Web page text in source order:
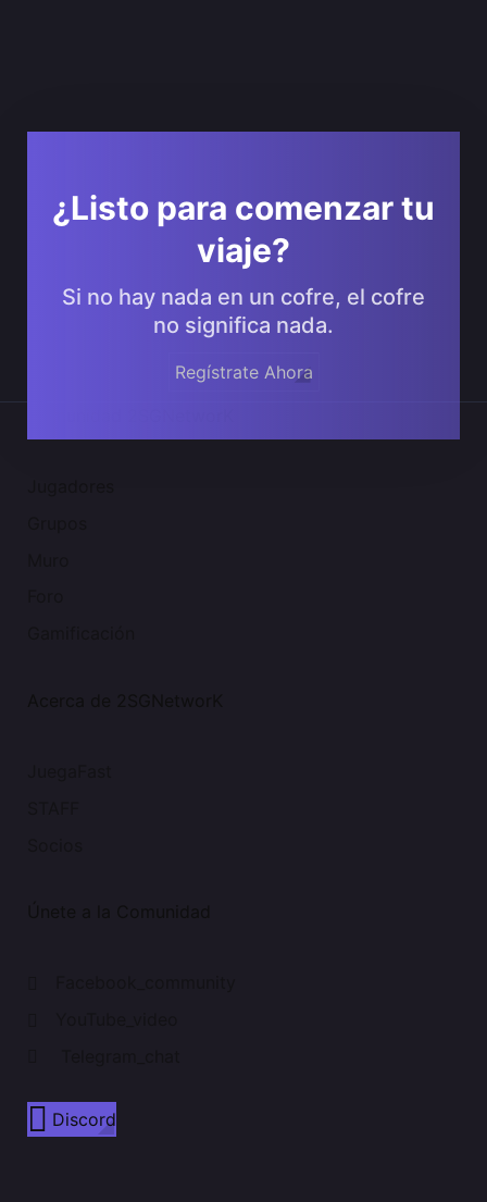
¿Listo para comenzar tu
viaje?
Si no hay nada en un cofre, el cofre
no significa nada.
Regístrate Ahora
Discord